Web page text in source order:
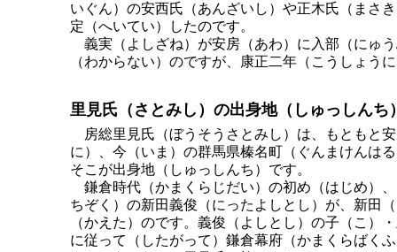
いぐん）の安西氏（あんざいし）や正木氏（まさ
定（へいてい）したのです。
義実（よしざね）が安房（あわ）に入部（にゅ
（わからない）のですが、康正二年（こうしょう
里見氏（さとみし）の出身地（しゅっしんち
房総里見氏（ぼうそうさとみし）は、もともと
に）、今（いま）の群馬県榛名町（ぐんまけんは
そこが出身地（しゅっしんち）です。
鎌倉時代（かまくらじだい）の初め（はじめ）
ちぞく）の新田義俊（にったよしとし）が、新田
（かえた）のです。義俊（よしとし）の子（こ）
に従って（したがって）鎌倉幕府（かまくらばく